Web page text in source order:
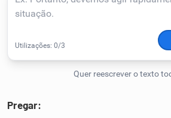
Detector de IA
Humanizador de IA
Cata-letras
Pregar: